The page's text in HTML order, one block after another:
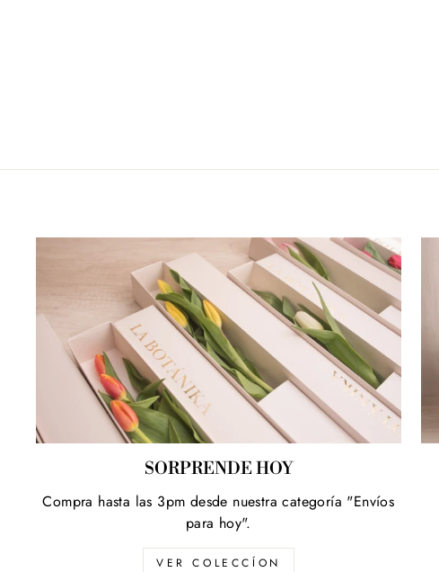
SORPRENDE HOY
Compra hasta las 3pm desde nuestra categoría "Envíos
para hoy".
VER COLECCÍON